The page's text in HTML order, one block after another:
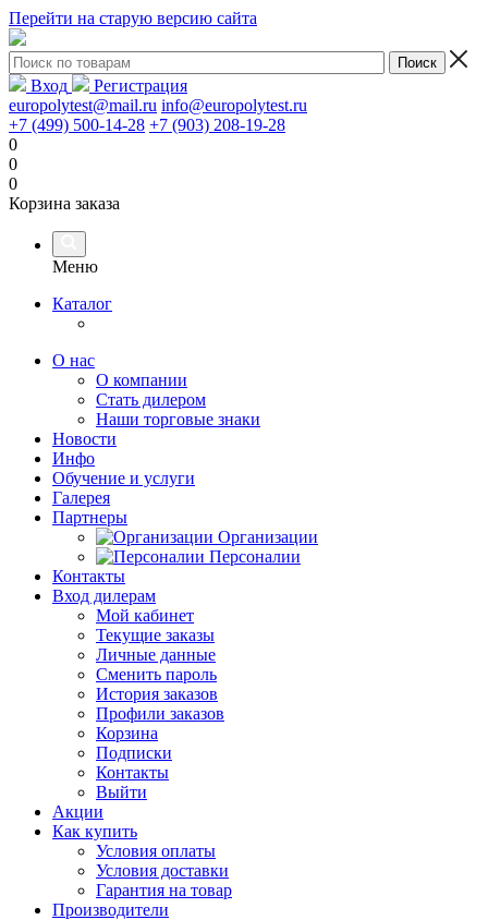
Перейти на старую версию сайта
Вход
Регистрация
europolytest@mail.ru info@europolytest.ru
+7 (499) 500-14-28 +7 (903) 208-19-28
0
0
0
Корзина заказа
Меню
Каталог
О нас
О компании
Стать дилером
Наши торговые знаки
Новости
Инфо
Обучение и услуги
Галерея
Партнеры
Организации
Персоналии
Контакты
Вход дилерам
Мой кабинет
Текущие заказы
Личные данные
Сменить пароль
История заказов
Профили заказов
Корзина
Подписки
Контакты
Выйти
Акции
Как купить
Условия оплаты
Условия доставки
Гарантия на товар
Производители